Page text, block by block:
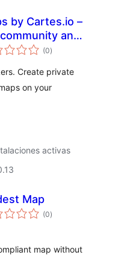
by Cartes.io –
and
maps for
(0valoraciones
en
)
Create private
on your
activas
Map
(0valoraciones
en
)
map without